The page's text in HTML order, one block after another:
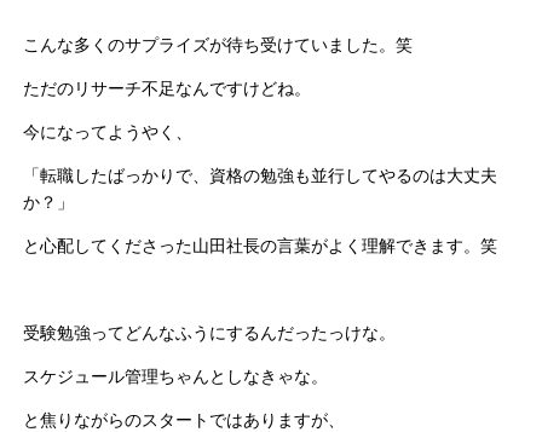
こんな多くのサプライズが待ち受けていました。笑
ただのリサーチ不足なんですけどね。
今になってようやく、
「転職したばっかりで、資格の勉強も並行してやるのは大丈夫
か？」
と心配してくださった山田社長の言葉がよく理解できます。笑
受験勉強ってどんなふうにするんだったっけな。
スケジュール管理ちゃんとしなきゃな。
と焦りながらのスタートではありますが、